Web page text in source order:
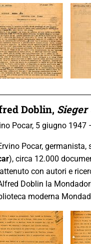
Doblin, Sieger
Pocar, 5 giugno 1947
Pocar,
), circa 12.000
con autori e
Doblin la
moderna